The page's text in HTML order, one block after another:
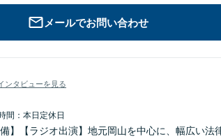
メールでお問い合わせ
ンタビューを見る
間：本日定休日
備】【ラジオ出演】地元岡山を中心に、幅広い